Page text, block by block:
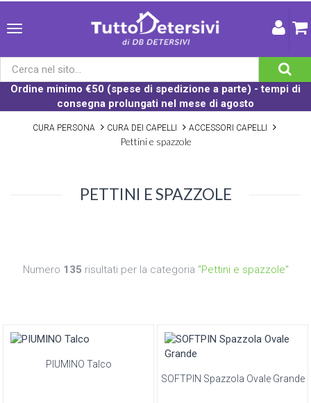
Ordine minimo €50 (spese di spedizione a parte) - tempi di
consegna prolungati nel mese di agosto
CURA PERSONA CURA DEI CAPELLI ACCESSORI CAPELLI
Pettini e spazzole
PETTINI E SPAZZOLE
Numero 135 risultati per la categoria "Pettini e spazzole"
PIUMINO Talco
SOFTPIN Spazzola Ovale Grande